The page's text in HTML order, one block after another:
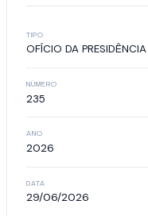
TIPO
OFÍCIO DA PRESIDÊNCIA
NÚMERO
235
ANO
2026
DATA
29/06/2026